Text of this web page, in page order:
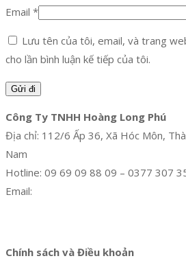
Email *
Lưu tên của tôi, email, và trang
cho lần bình luận kế tiếp của tôi.
Công Ty TNHH Hoàng Long Phú
Địa chỉ: 112/6 Ấp 36, Xã Hóc Môn,
Nam
Hotline: 09 69 09 88 09 – 0377 307
Email:
Chính sách và Điều khoản